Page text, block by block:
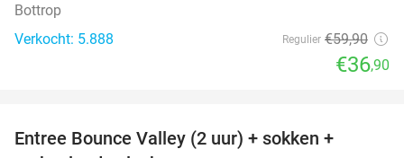
Bottrop
Verkocht: 5.888
Regulier €59,90
€36,90
Entree Bounce Valley (2 uur) + sokken +